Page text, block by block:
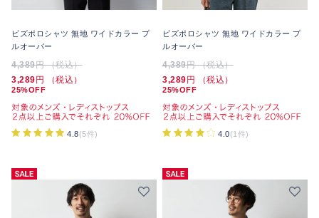
ビズポロシャツ 無地 ワイドカラー プ
ルオーバー
4,389円 （税込）
3,289円 （税込）
25%OFF
4.8(5件)
ビズポロシャツ 無地 ワイドカラー プ
ルオーバー
4,389円 （税込）
3,289円 （税込）
25%OFF
4.0(1件)